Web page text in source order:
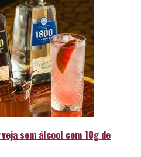
sem álcool com 10g de